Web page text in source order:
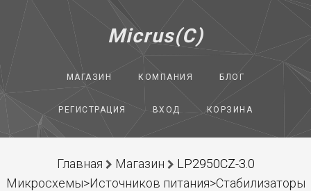
Micrus(C)
МАГАЗИН КОМПАНИЯ БЛОГ
РЕГИСТРАЦИЯ ВХОД КОРЗИНА
Главная Магазин
LP2950CZ-3.0
Микросхемы>Источников питания>Стабилизаторы